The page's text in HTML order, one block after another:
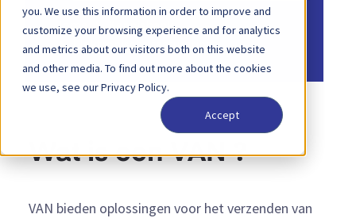
you. We use this information in order to improve and
customize your browsing experience and for analytics
and metrics about our visitors both on this website
and other media. To find out more about the cookies
we use, see our Privacy Policy.
Accept
Home
Kennisbank
Elektronische facturering
Wat is een VAN ?
VAN bieden oplossingen voor het verzenden van